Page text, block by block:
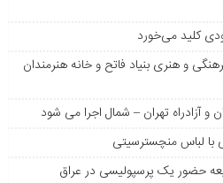
کلید می‌خورد
و هنری بنیاد فاتح و خانه هنرمندان
آزادراه تهران – شمال اجرا می شود
با لباس منچسترسیتی
حضور یک پرسپولیسی در عراق